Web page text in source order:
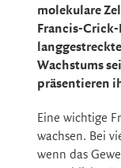
molekulare
Francis-
Wachstums
präsentieren
Eine wichtige
wachsen. Bei
wenn das